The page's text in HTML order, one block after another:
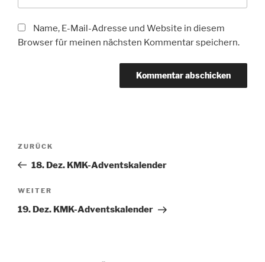
Name, E-Mail-Adresse und Website in diesem
Browser für meinen nächsten Kommentar speichern.
Beitragsnavigation
Vorheriger
Beitrag
ZURÜCK
18. Dez. KMK-Adventskalender
Nächster
Beitrag
WEITER
19. Dez. KMK-Adventskalender